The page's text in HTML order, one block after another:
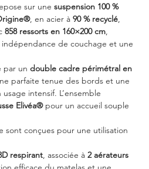
sur une suspension 100 %
, en acier à 90 % recyclé
858 ressorts en 160×200 cm
de couchage et une
par un double cadre périmétral en
parfaite tenue des bords et une
intensif. L’ensemble
Elivéa®pour un accueil souple
sont conçues pour une utilisation
respirant , associée à 2 aérateurs